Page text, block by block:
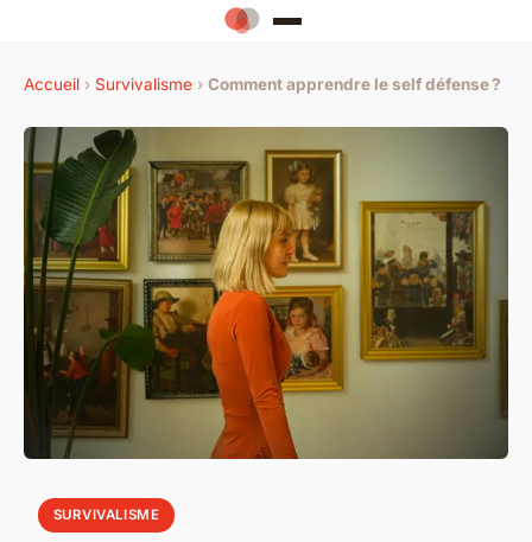
Accueil › Survivalisme › Comment apprendre le self défense ?
SURVIVALISME